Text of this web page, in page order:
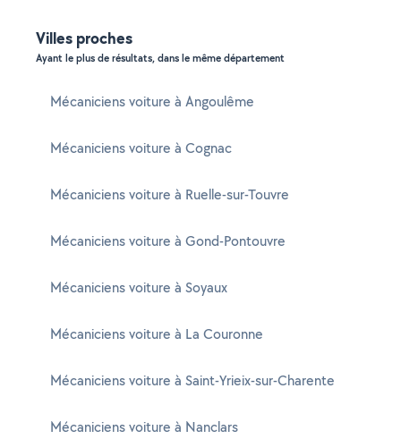
Villes proches
Ayant le plus de résultats, dans le même département
Mécaniciens voiture à Angoulême
Mécaniciens voiture à Cognac
Mécaniciens voiture à Ruelle-sur-Touvre
Mécaniciens voiture à Gond-Pontouvre
Mécaniciens voiture à Soyaux
Mécaniciens voiture à La Couronne
Mécaniciens voiture à Saint-Yrieix-sur-Charente
Mécaniciens voiture à Nanclars